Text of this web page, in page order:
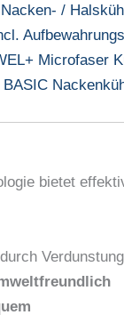
/
Microfaser
bietet
durch